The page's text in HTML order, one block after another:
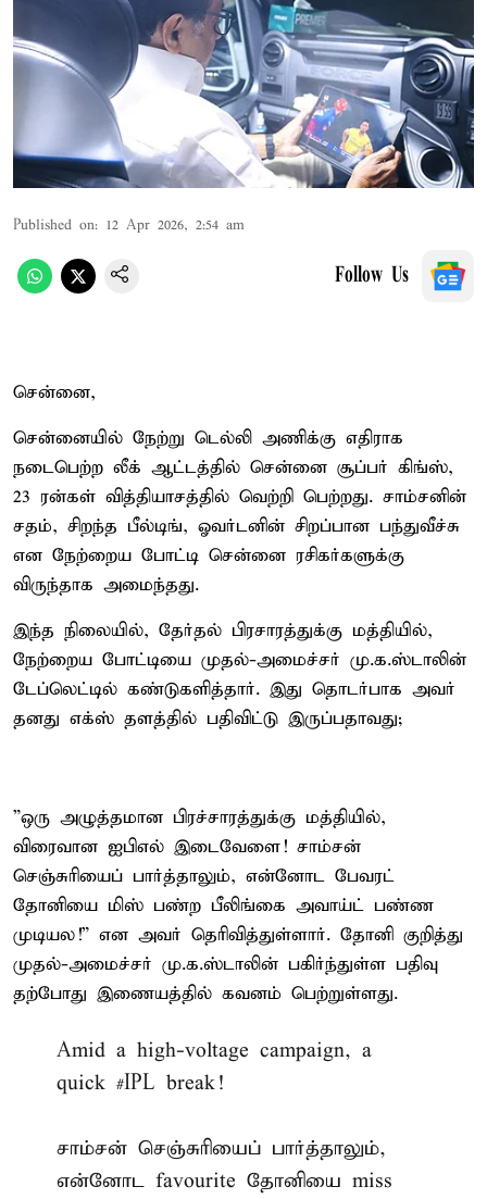
Published on: 12 Apr 2026, 2:54 am
Follow Us
சென்னை,
சென்னையில் நேற்று டெல்லி அணிக்கு எதிராக
நடைபெற்ற லீக் ஆட்டத்தில் சென்னை சூப்பர் கிங்ஸ்,
23 ரன்கள் வித்தியாசத்தில் வெற்றி பெற்றது. சாம்சனின்
சதம், சிறந்த பீல்டிங், ஓவர்டனின் சிறப்பான பந்துவீச்சு
என நேற்றைய போட்டி சென்னை ரசிகர்களுக்கு
விருந்தாக அமைந்தது.
இந்த நிலையில், தேர்தல் பிரசாரத்துக்கு மத்தியில்,
நேற்றைய போட்டியை முதல்-அமைச்சர் மு.க.ஸ்டாலின்
டேப்லெட்டில் கண்டுகளித்தார். இது தொடர்பாக அவர்
தனது எக்ஸ் தளத்தில் பதிவிட்டு இருப்பதாவது;
”ஒரு அழுத்தமான பிரச்சாரத்துக்கு மத்தியில்,
விரைவான ஐபிஎல் இடைவேளை! சாம்சன்
செஞ்சுரியைப் பார்த்தாலும், என்னோட பேவரட்
தோனியை மிஸ் பண்ற பீலிங்கை அவாய்ட் பண்ண
முடியல!” என அவர் தெரிவித்துள்ளார். தோனி குறித்து
முதல்-அமைச்சர் மு.க.ஸ்டாலின் பகிர்ந்துள்ள பதிவு
தற்போது இணையத்தில் கவனம் பெற்றுள்ளது.
Amid a high-voltage campaign, a
quick #IPL break!
சாம்சன் செஞ்சுரியைப் பார்த்தாலும்,
என்னோட favourite தோனியை miss